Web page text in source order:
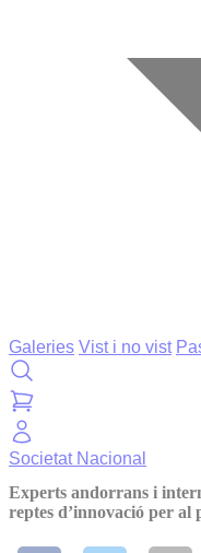
Galeries Vist i no vist
Societat Nacional
Experts andorrans i
reptes d’innovació per al